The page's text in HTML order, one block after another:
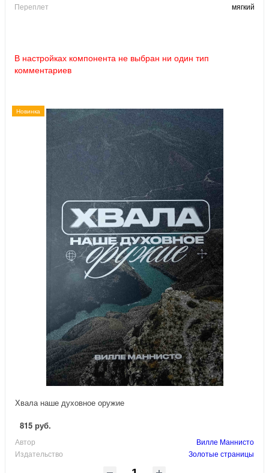
Переплет
мягкий
В настройках компонента не выбран ни один тип
комментариев
Новинка
Хвала наше духовное оружие
815 руб.
Автор
Вилле Маннисто
Издательство
Золотые страницы